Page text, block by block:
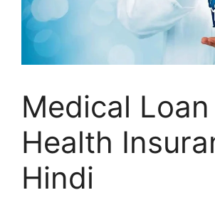
Medical
Health
Hindi